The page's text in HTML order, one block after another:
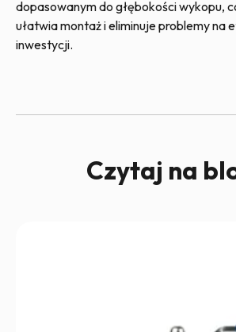
dopasowanym do głębokości wykopu,
ułatwia montaż i eliminuje problemy na
inwestycji.
Czytaj na